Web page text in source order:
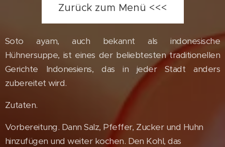
Zurück zum Menü <<<
Soto ayam, auch bekannt als indonesische
Hühnersuppe, ist eines der beliebtesten traditionellen
Gerichte Indonesiens, das in jeder Stadt anders
zubereitet wird.
Zutaten.
Vorbereitung. Dann Salz, Pfeffer, Zucker und Huhn
hinzufügen und weiter kochen. Den Kohl, das